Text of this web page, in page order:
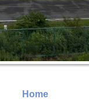
Home